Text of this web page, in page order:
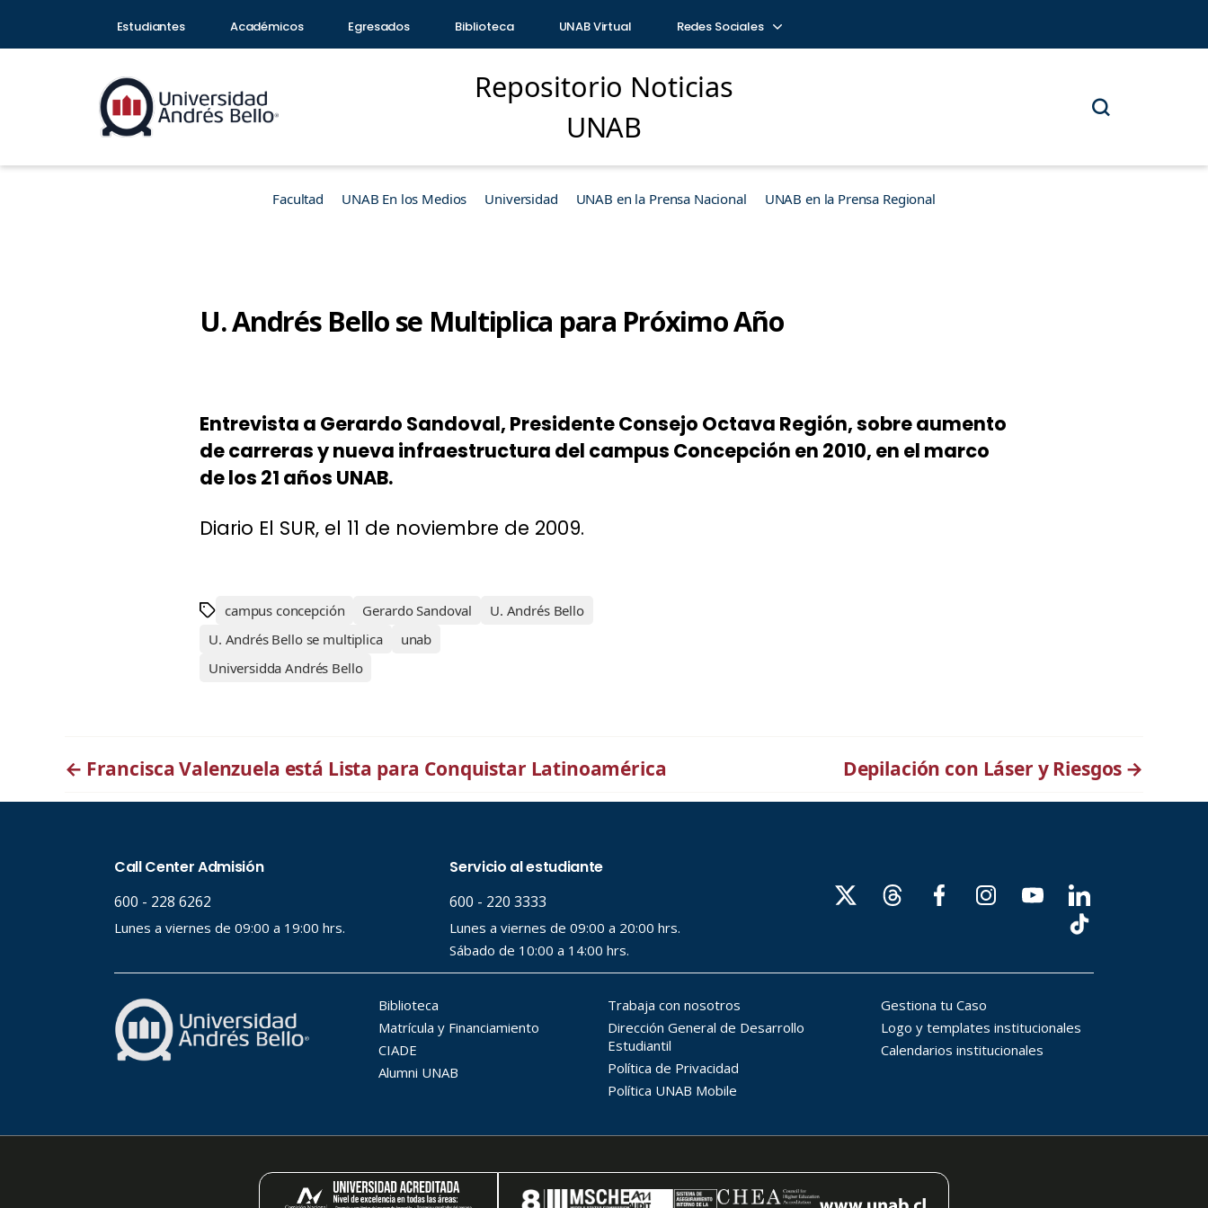
Estudiantes Académicos Egresados Biblioteca UNAB Virtual Redes Sociales
Repositorio Noticias
UNAB
Facultad UNAB En los Medios Universidad UNAB en la Prensa Nacional UNAB en la Prensa Regional
U. Andrés Bello se Multiplica para Próximo Año
Entrevista a Gerardo Sandoval, Presidente Consejo Octava Región, sobre aumento
de carreras y nueva infraestructura del campus Concepción en 2010, en el marco
de los 21 años UNAB.
Diario El SUR, el 11 de noviembre de 2009.
campus concepción Gerardo Sandoval
U. Andrés Bello
U. Andrés Bello se multiplica
unab
Universidda Andrés Bello
← Francisca Valenzuela está Lista para Conquistar Latinoamérica Depilación con Láser y Riesgos →